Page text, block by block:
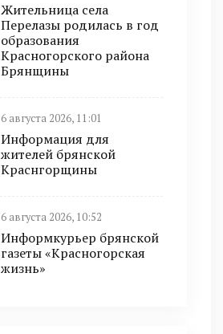
Жительница села
Перелазы родилась в год
образования
Красногорского района
Брянщины
6 августа 2026, 11:01
Информация для
жителей брянской
Краснгорщины
6 августа 2026, 10:52
Информкурьер брянской
газеты «Красногорская
жизнь»